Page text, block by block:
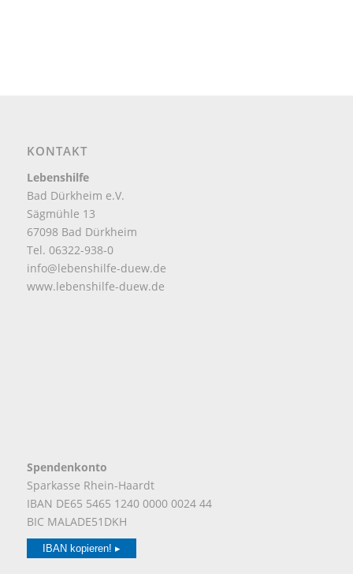
KONTAKT
Lebenshilfe
Bad Dürkheim e.V.
Sägmühle 13
67098 Bad Dürkheim
Tel. 06322-938-0
info@lebenshilfe-duew.de
www.lebenshilfe-duew.de
Spendenkonto
Sparkasse Rhein-Haardt
IBAN DE65 5465 1240 0000 0024 44
BIC MALADE51DKH
IBAN kopieren! ▸